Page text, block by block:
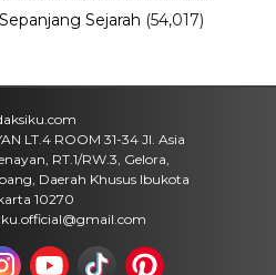
Sejarah (54,017)
LT.4 ROOM 31-34 Jl. Asia
RT.1/RW.3, Gelora,
Daerah Khusus Ibukota
10270